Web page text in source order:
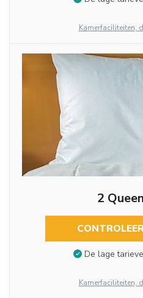
Kamerfaciliteiten,
2
De lage
Kamerfaciliteiten,